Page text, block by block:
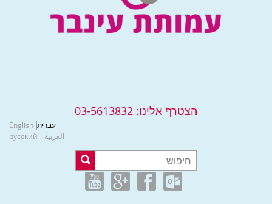
הצטרף אלינו: 03-5613832
עברית English
русский
العربية